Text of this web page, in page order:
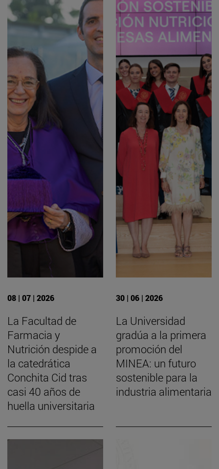
08 | 07 | 2026
La Facultad de
Farmacia y
Nutrición despide a
la catedrática
Conchita Cid tras
casi 40 años de
huella universitaria
30 | 06 | 2026
La Universidad
gradúa a la primera
promoción del
MINEA: un futuro
sostenible para la
industria alimentaria